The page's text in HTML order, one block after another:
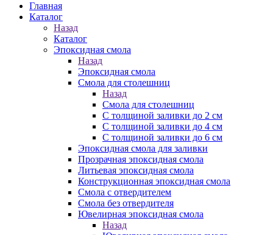
Главная
Каталог
Назад
Каталог
Эпоксидная смола
Назад
Эпоксидная смола
Смола для столешниц
Назад
Смола для столешниц
С толщиной заливки до 2 см
С толщиной заливки до 4 см
С толщиной заливки до 6 см
Эпоксидная смола для заливки
Прозрачная эпоксидная смола
Литьевая эпоксидная смола
Конструкционная эпоксидная смола
Смола с отвердителем
Смола без отвердителя
Ювелирная эпоксидная смола
Назад